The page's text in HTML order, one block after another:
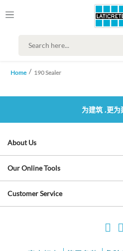
Home 190 Sealer
为建筑 ,更为
About Us
Our Online Tools
Customer Service